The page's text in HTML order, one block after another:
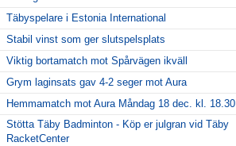
Täbyspelare i Estonia International
Stabil vinst som ger slutspelsplats
Viktig bortamatch mot Spårvägen ikväll
Grym laginsats gav 4-2 seger mot Aura
Hemmamatch mot Aura Måndag 18 dec. kl. 18.30
Stötta Täby Badminton - Köp er julgran vid Täby
RacketCenter